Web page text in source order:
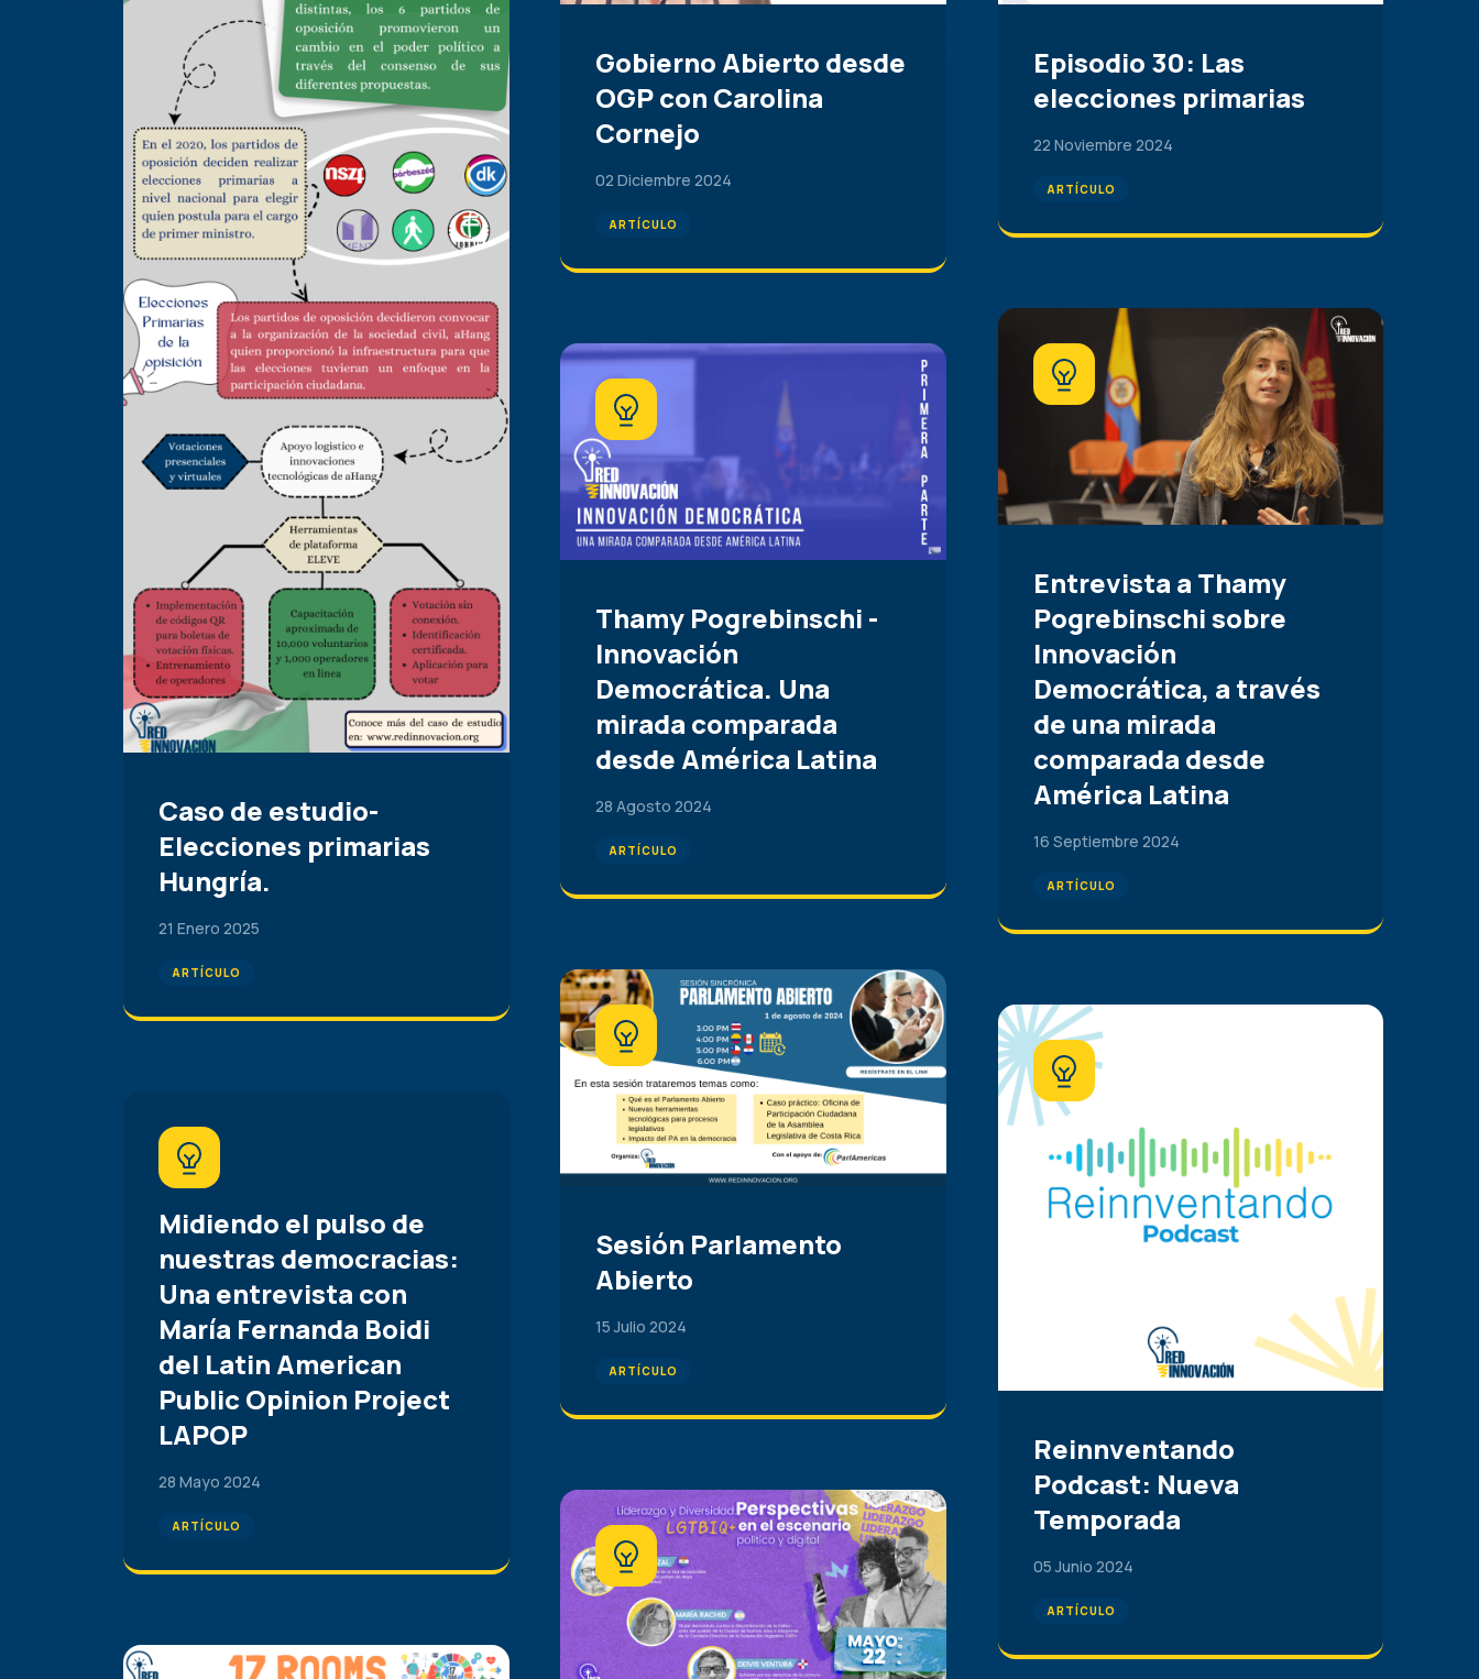
Caso de estudio-
Elecciones primarias
Hungría.
21 Enero 2025
ARTÍCULO
Gobierno Abierto desde
OGP con Carolina
Cornejo
02 Diciembre 2024
ARTÍCULO
Episodio 30: Las
elecciones primarias
22 Noviembre 2024
ARTÍCULO
Entrevista a Thamy
Pogrebinschi sobre
Innovación
Democrática, a través
de una mirada
comparada desde
América Latina
16 Septiembre 2024
ARTÍCULO
Thamy Pogrebinschi -
Innovación
Democrática. Una
mirada comparada
desde América Latina
28 Agosto 2024
ARTÍCULO
Sesión Parlamento
Abierto
15 Julio 2024
ARTÍCULO
Reinnventando
Podcast: Nueva
Temporada
05 Junio 2024
ARTÍCULO
Midiendo el pulso de
nuestras democracias:
Una entrevista con
María Fernanda Boidi
del Latin American
Public Opinion Project
LAPOP
28 Mayo 2024
ARTÍCULO